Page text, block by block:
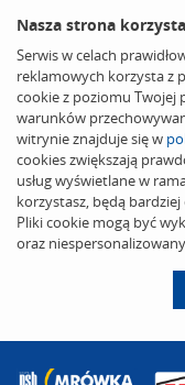
Nasza strona
Serwis w celach
reklamowych korzysta z
cookie z poziomu Twojej
warunków
witrynie znajduje się w
cookies zwiększają
usług wyświetlane w
korzystasz, będą
Pliki cookie mogą być
oraz